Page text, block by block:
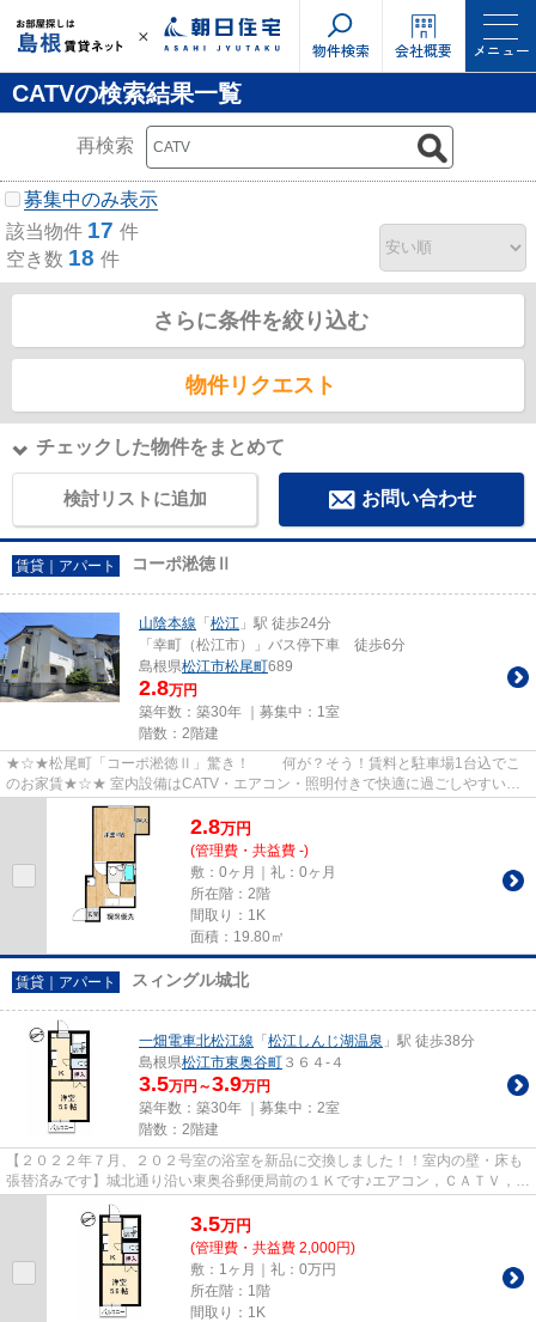
物件検索 会社概要 メニュー
CATVの検索結果一覧
再検索
募集中のみ表示
該当物件 17 件
空き数 18 件
さらに条件を絞り込む
物件リクエスト
チェックした物件をまとめて
検討リストに追加 お問い合わせ
賃貸｜アパート コーポ淞徳Ⅱ
山陰本線 「 松江 」駅 徒歩24分
「幸町（松江市）」バス停下車 徒歩6分
島根県松江市松尾町689
2.8万円
築年数：築30年 ｜募集中： 1室
階数：2階建
★☆★松尾町「コーポ淞徳Ⅱ」驚き！ 何が？そう！賃料と駐車場1台込でこ
のお家賃★☆★ 室内設備はCATV・エアコン・照明付きで快適に過ごしやすいお
部屋。 洋室にリフォーム済みで、や...
2.8万円
(管理費・共益費 -)
敷：0ヶ月｜礼：0ヶ月
所在階：2階
間取り：1K
面積：19.80㎡
賃貸｜アパート スィングル城北
一畑電車北松江線 「 松江しんじ湖温泉 」駅 徒歩38分
島根県松江市東奥谷町 ３６４-４
3.5万円～3.9万円
築年数：築30年 ｜募集中： 2室
階数：2階建
【２０２２年７月、２０２号室の浴室を新品に交換しました！！室内の壁・床も
張替済みです】城北通り沿い東奥谷郵便局前の１Ｋです♪エアコン，ＣＡＴＶ，雨
戸，ＴＶ付ドアホン、一口コ...
3.5万円
(管理費・共益費 2,000円)
敷：1ヶ月｜礼：0万円
所在階：1階
間取り：1K